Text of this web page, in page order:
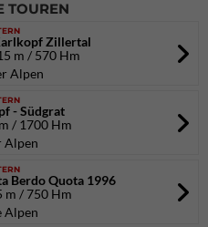
TOUREN
Zillertal
m / 570 Hm
Alpen
- Südgrat
/ 1700 Hm
Alpen
Berdo Quota 1996
m / 750 Hm
Alpen